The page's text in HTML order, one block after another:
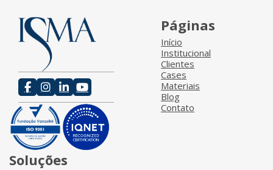
Páginas
Início
Institucional
Clientes
Cases
Materiais
Blog
Contato
Soluções